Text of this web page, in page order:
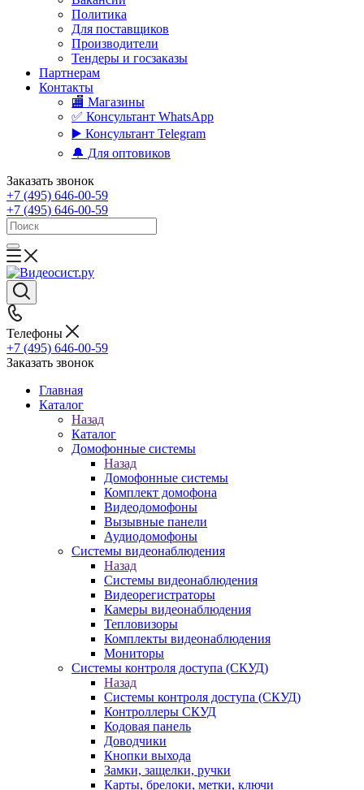
Политика
Для поставщиков
Производители
Тендеры и госзаказы
Партнерам
Контакты
🏬 Магазины
✅️ Консультант WhatsApp
▶️ Консультант Telegram
🔔 Для оптовиков
Заказать звонок
+7 (495) 646-00-59
+7 (495) 646-00-59
Телефоны
+7 (495) 646-00-59
Заказать звонок
Главная
Каталог
Назад
Каталог
Домофонные системы
Назад
Домофонные системы
Комплект домофона
Видеодомофоны
Вызывные панели
Аудиодомофоны
Системы видеонаблюдения
Назад
Системы видеонаблюдения
Видеорегистраторы
Камеры видеонаблюдения
Тепловизоры
Комплекты видеонаблюдения
Мониторы
Системы контроля доступа (СКУД)
Назад
Системы контроля доступа (СКУД)
Контроллеры СКУД
Кодовая панель
Доводчики
Кнопки выхода
Замки, защелки, ручки
Карты, брелоки, метки, ключи